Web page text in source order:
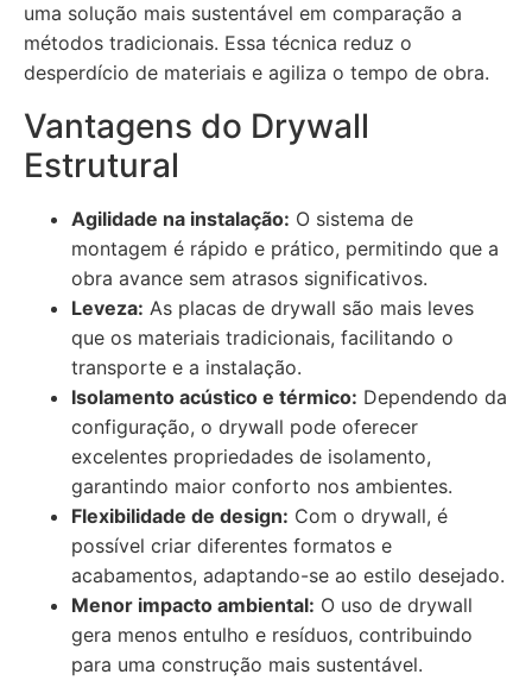
uma solução mais sustentável em comparação a
métodos tradicionais. Essa técnica reduz o
desperdício de materiais e agiliza o tempo de obra.
Vantagens do Drywall
Estrutural
Agilidade na instalação: O sistema de
montagem é rápido e prático, permitindo que a
obra avance sem atrasos significativos.
Leveza: As placas de drywall são mais leves
que os materiais tradicionais, facilitando o
transporte e a instalação.
Isolamento acústico e térmico: Dependendo da
configuração, o drywall pode oferecer
excelentes propriedades de isolamento,
garantindo maior conforto nos ambientes.
Flexibilidade de design: Com o drywall, é
possível criar diferentes formatos e
acabamentos, adaptando-se ao estilo desejado.
Menor impacto ambiental: O uso de drywall
gera menos entulho e resíduos, contribuindo
para uma construção mais sustentável.